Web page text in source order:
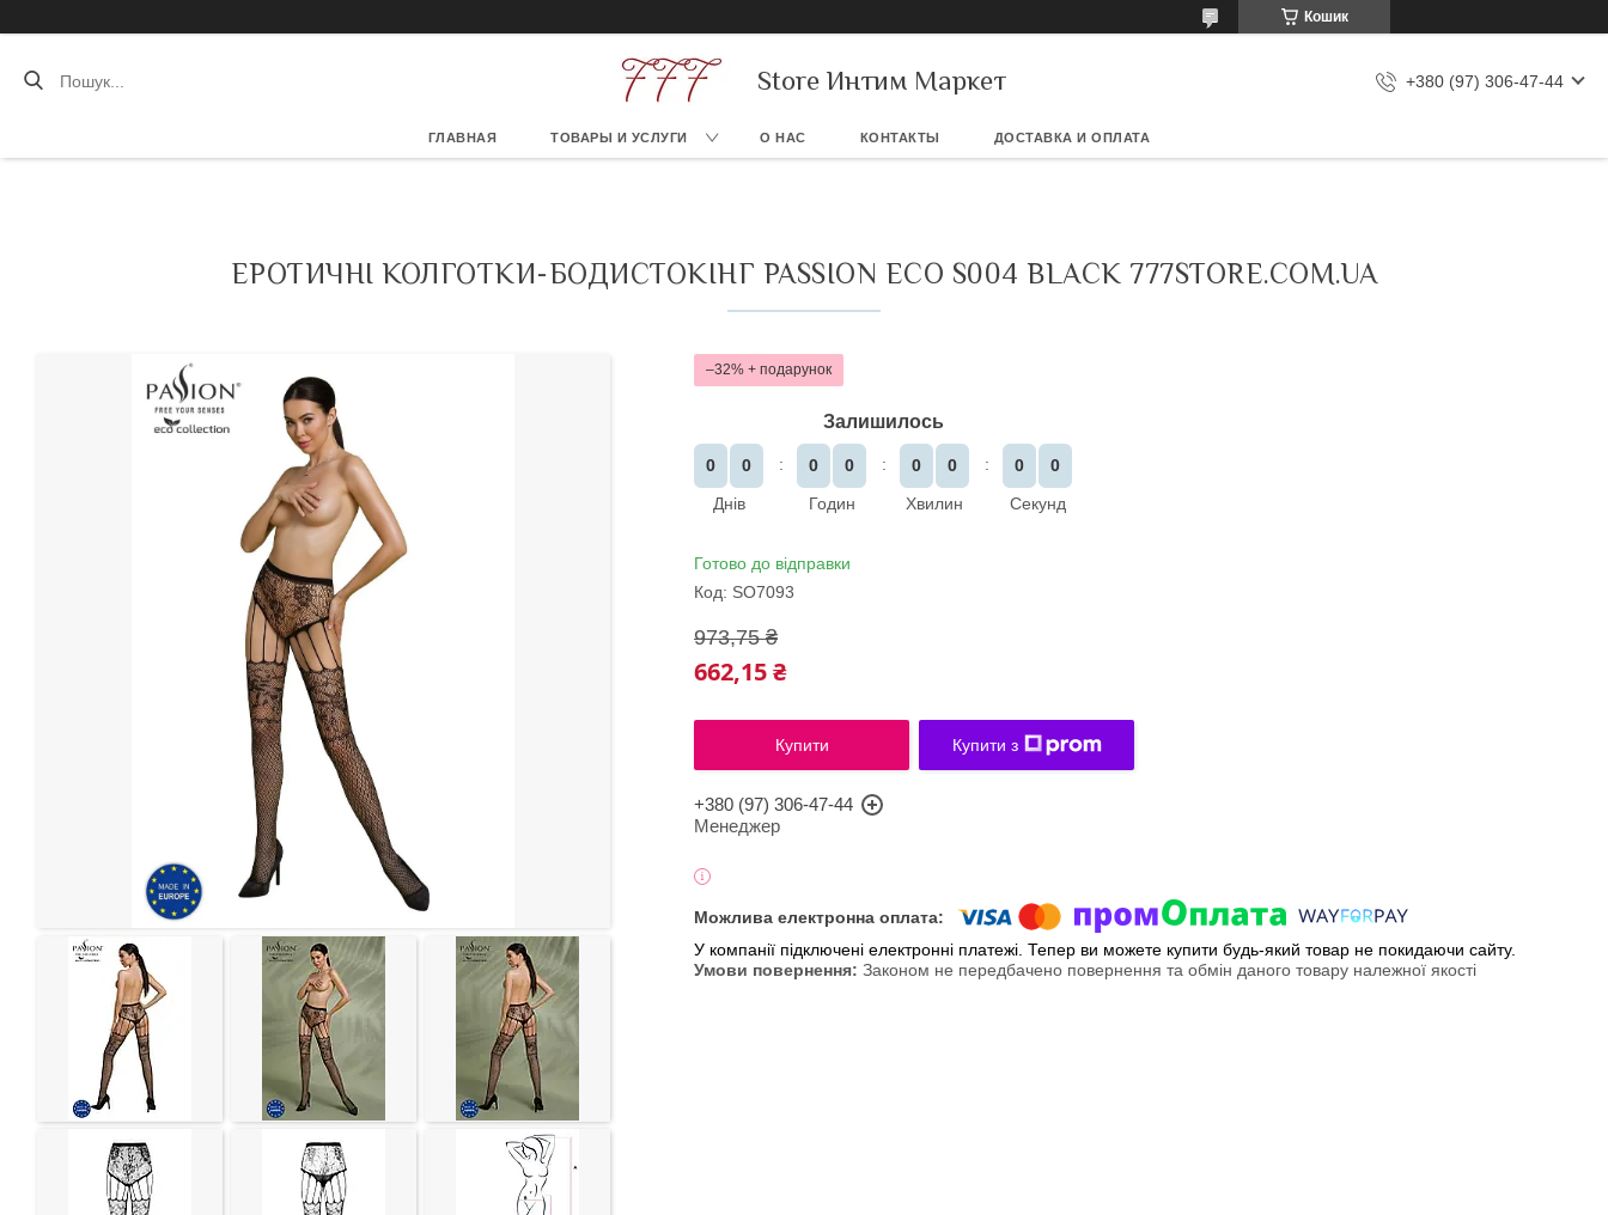
Кошик
Store Интим Маркет +380 (97) 306-47-44
ГЛАВНАЯ ТОВАРЫ И УСЛУГИ О НАС КОНТАКТЫ ДОСТАВКА И ОПЛАТА
ЕРОТИЧНІ КОЛГОТКИ-БОДИСТОКІНГ PASSION ECO S004 BLACK 777STORE.COM.UA
–32%
Залишилось
0
0
Днів
0
0
Годин
0
0
Хвилин
0
0
Секунд
Готово до відправки
Код: SO7093
973,75 ₴
662,15 ₴
Купити Купити з
+380 (97) 306-47-44
Менеджер
У компанії підключені електронні платежі. Тепер ви можете купити будь-який товар не покидаючи сайту.
Законом не передбачено повернення та обмін даного товару належної якості